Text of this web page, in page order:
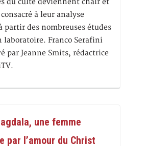
à leur analyse
partir des nombreuses études
laboratoire. Franco Serafini
par Jeanne Smits, rédactrice
une femme
par l’amour du Christ